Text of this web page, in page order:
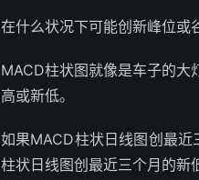
在什么状况下可能创新峰位或
MACD柱状图就像是车子的
高或新低。
如果MACD柱状日线图创最
柱状日线图创最近三个月的新